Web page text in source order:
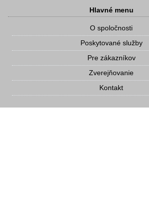
Hlavné menu
O spoločnosti
Poskytované služby
Pre zákazníkov
Zverejňovanie
Kontakt